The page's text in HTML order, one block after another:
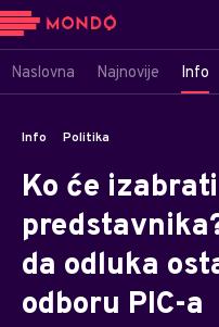
Naslovna Najnovije Info
Info Politika
Ko će
da odluka
odboru PIC-a